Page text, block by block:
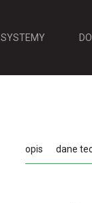
SYSTEMY
opis dane